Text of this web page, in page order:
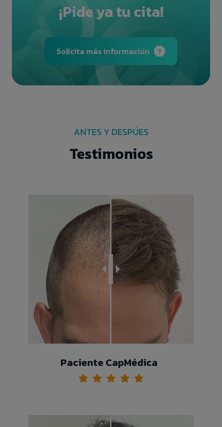
¡Pide ya tu cita!
Solicita más información
ANTES Y DESPÚES
Testimonios
Paciente CapMédica